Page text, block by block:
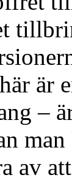
är
–
man
av